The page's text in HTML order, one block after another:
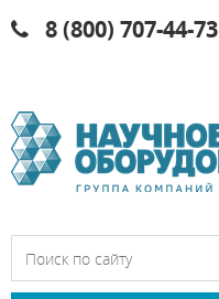
8 (800) 707-44-73